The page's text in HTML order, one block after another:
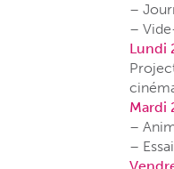
–
–
Lundi
Mardi
–
–